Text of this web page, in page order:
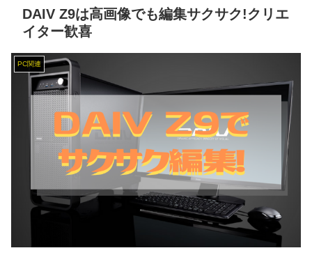
DAIV Z9は高画像でも編集サクサク!クリエ
イター歓喜
PC関連